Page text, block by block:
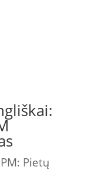
Pietų